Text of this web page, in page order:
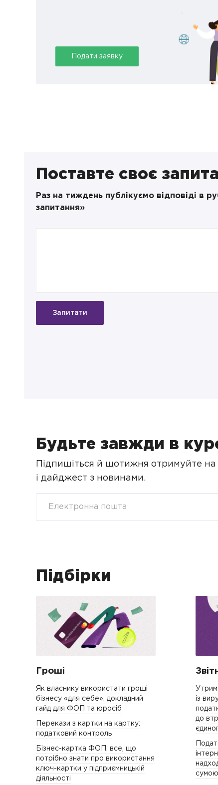
Подати заявку
Поставте своє
Раз на тиждень публікуємо відповіді в
запитання»
Запитати
Будьте завжди в
Підпишіться й щотижня отримуйте на
і дайджест з новинами.
Підбірки
Гроші
Як власнику використати гроші
бізнесу «для себе»: докладний
гайд для ФОП та юросіб
Перекази з картки на картку:
податковий контроль
Бізнес-картка ФОП: все, що
потрібно знати про використання
ключ-картки у підприємницькій
діяльності
із
до